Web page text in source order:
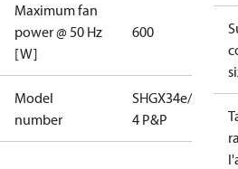
Maximum fan
power @ 50 Hz
[W]
600
Model
number
SHGX34e/380-
4 P&P